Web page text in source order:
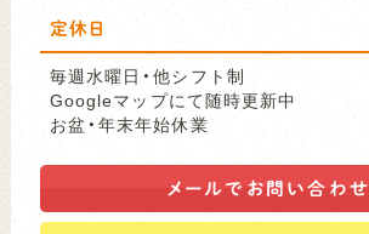
定休日
毎週水曜日・他シフト制
Googleマップにて随時更新中
お盆・年末年始休業
メールで お問い合わせ